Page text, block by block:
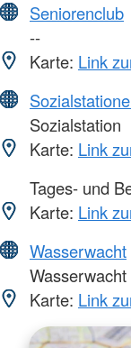
Seniorenclub
--
Karte: Link
Sozialstation
Karte: Link
Tages- und
Karte: Link
Wasserwacht
Wasserwacht
Karte: Link